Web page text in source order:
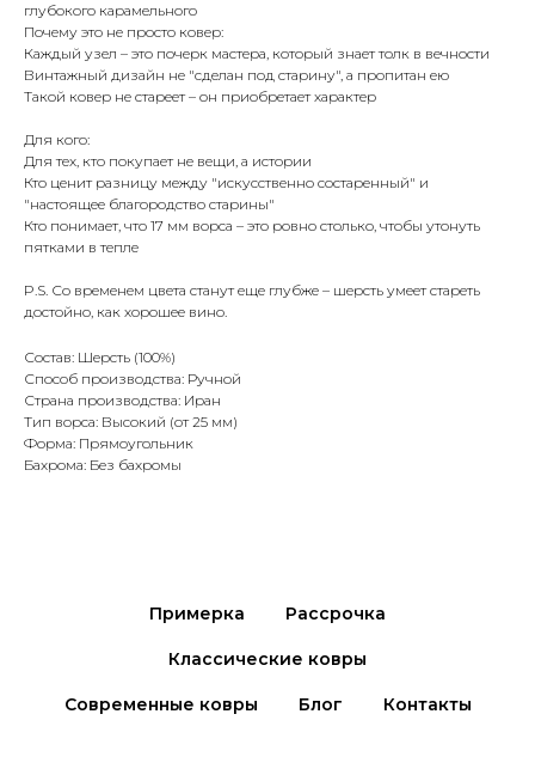
глубокого карамельного
Почему это не просто ковер:
Каждый узел – это почерк мастера, который знает толк в вечности
Винтажный дизайн не "сделан под старину", а пропитан ею
Такой ковер не стареет – он приобретает характер
Для кого:
Для тех, кто покупает не вещи, а истории
Кто ценит разницу между "искусственно состаренный" и
"настоящее благородство старины"
Кто понимает, что 17 мм ворса – это ровно столько, чтобы утонуть
пятками в тепле
P.S. Со временем цвета станут еще глубже – шерсть умеет стареть
достойно, как хорошее вино.
Состав: Шерсть (100%)
Способ производства: Ручной
Страна производства: Иран
Тип ворса: Высокий (от 25 мм)
Форма: Прямоугольник
Бахрома: Без бахромы
Примерка Рассрочка
Классические ковры
Современные ковры Блог Контакты